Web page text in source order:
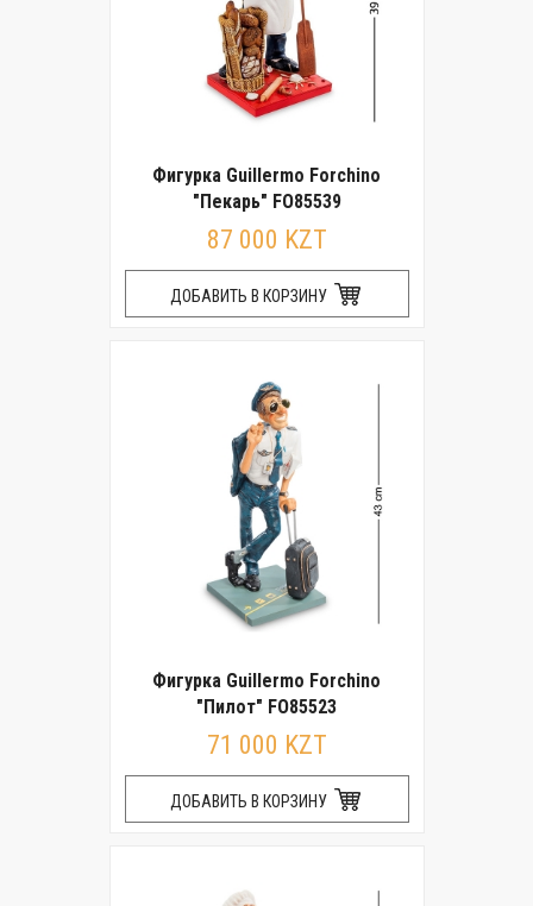
Фигурка Guillermo Forchino
"Пекарь" FO85539
87 000 KZT
ДОБАВИТЬ В КОРЗИНУ
Фигурка Guillermo Forchino
"Пилот" FO85523
71 000 KZT
ДОБАВИТЬ В КОРЗИНУ